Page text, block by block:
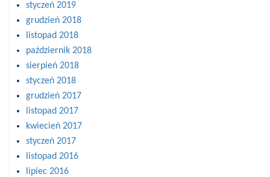
styczeń 2019
grudzień 2018
listopad 2018
październik 2018
sierpień 2018
styczeń 2018
grudzień 2017
listopad 2017
kwiecień 2017
styczeń 2017
listopad 2016
lipiec 2016